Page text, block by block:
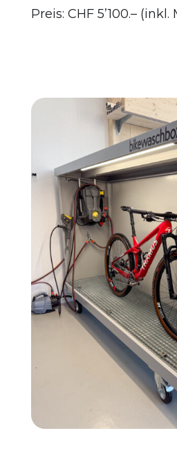
Preis: CHF 5’100.– (inkl.